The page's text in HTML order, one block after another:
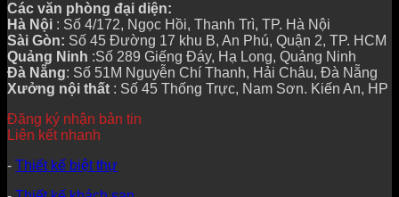
Các văn phòng đại diện:
Hà Nội : Số 4/172, Ngọc Hồi, Thanh Trì, TP. Hà Nội
Sài Gòn: Số 45 Đường 17 khu B, An Phú, Quận 2, TP. HCM
Quảng Ninh :Số 289 Giếng Đáy, Hạ Long, Quảng Ninh
Đà Nẵng: Số 51M Nguyễn Chí Thanh, Hải Châu, Đà Nẵng
Xưởng nội thất : Số 45 Thống Trực, Nam Sơn. Kiến An, HP
Đăng ký nhận bản tin
Liên kết nhanh
- Thiết kế biệt thự